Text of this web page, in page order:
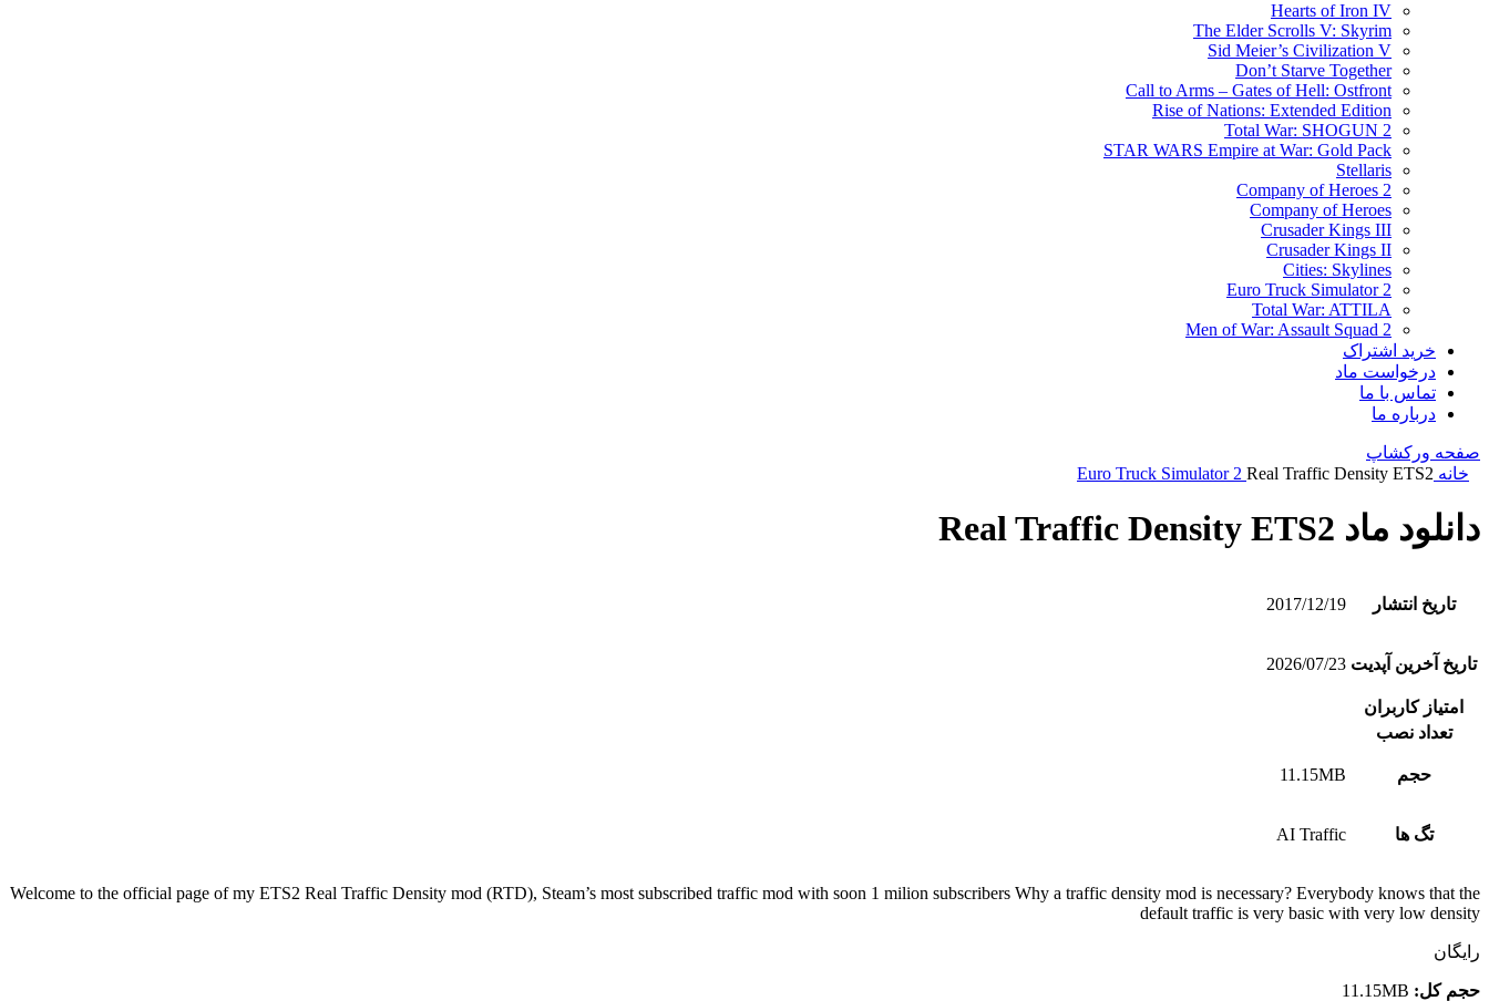
Hearts of Iron IV
The Elder Scrolls V: Skyrim
Sid Meier’s Civilization V
Don’t Starve Together
Call to Arms – Gates of Hell: Ostfront
Rise of Nations: Extended Edition
Total War: SHOGUN 2
STAR WARS Empire at War: Gold Pack
Stellaris
Company of Heroes 2
Company of Heroes
Crusader Kings III
Crusader Kings II
Cities: Skylines
Euro Truck Simulator 2
Total War: ATTILA
Men of War: Assault Squad 2
خرید اشتراک
درخواست ماد
تماس با ما
درباره ما
صفحه ورکشاپ
خانه
Euro Truck Simulator 2 Real Traffic Density ETS2
دانلود ماد Real Traffic Density ETS2
تاریخ انتشار 2017/12/19
تاریخ آخرین آپدیت 2026/07/23
امتیاز کاربران
تعداد نصب
حجم 11.15MB
تگ ها AI Traffic
Welcome to the official page of my ETS2 Real Traffic Density mod (RTD), Steam’s most subscribed traffic mod with soon 1 milion subscribers Why a traffic density mod is necessary? Everybody knows that the
default traffic is very basic with very low density
رایگان
حجم کل: 11.15MB